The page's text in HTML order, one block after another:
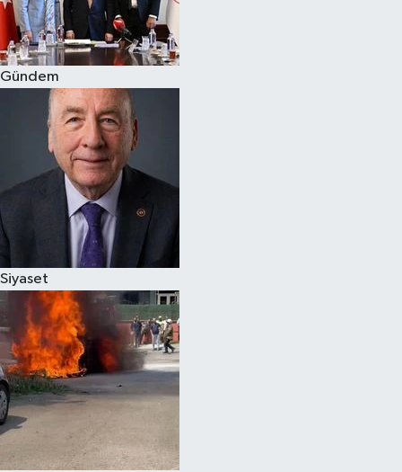
Gündem
Siyaset
Spor
Burç Yorumları
Çocuk
Eğitim
Hava Durumu
Kadın
Kim kimdir?
Kültür Sanat
Sağlık
Siyaset